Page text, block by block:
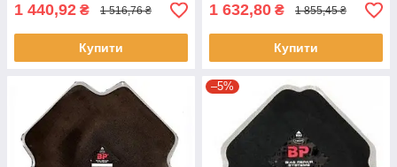
1 440,92 ₴ 1 516,76 ₴
Купити
1 632,80 ₴ 1 855,45 ₴
Купити
–5%